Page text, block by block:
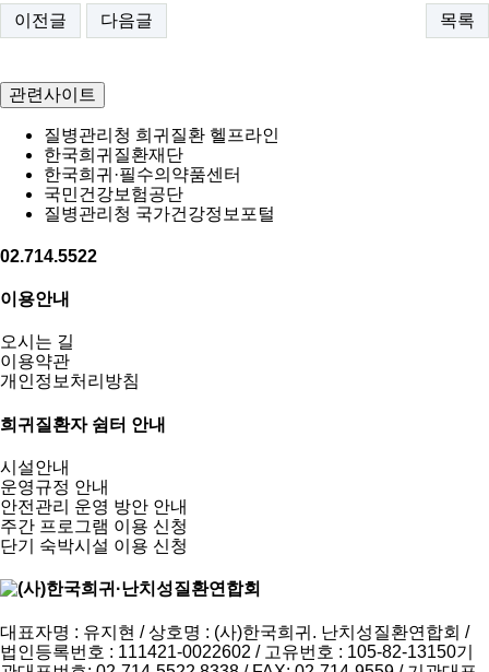
이전글 다음글 목록
관련사이트
질병관리청 희귀질환 헬프라인
한국희귀질환재단
한국희귀·필수의약품센터
국민건강보험공단
질병관리청 국가건강정보포털
02.714.5522
이용안내
오시는 길
이용약관
개인정보처리방침
희귀질환자 쉼터 안내
시설안내
운영규정 안내
안전관리 운영 방안 안내
주간 프로그램 이용 신청
단기 숙박시설 이용 신청
대표자명 : 유지현 / 상호명 : (사)한국희귀. 난치성질환연합회 /
법인등록번호 : 111421-0022602 / 고유번호 : 105-82-13150기